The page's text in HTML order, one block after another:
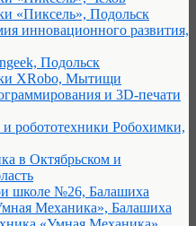
«Пиксель», Подольск
инновационного развития,
Подольск
XRobo, Мытищи
и 3D-печати
робототехники Робохимки,
в Октябрьском и
школе №26, Балашиха
Механика», Балашиха